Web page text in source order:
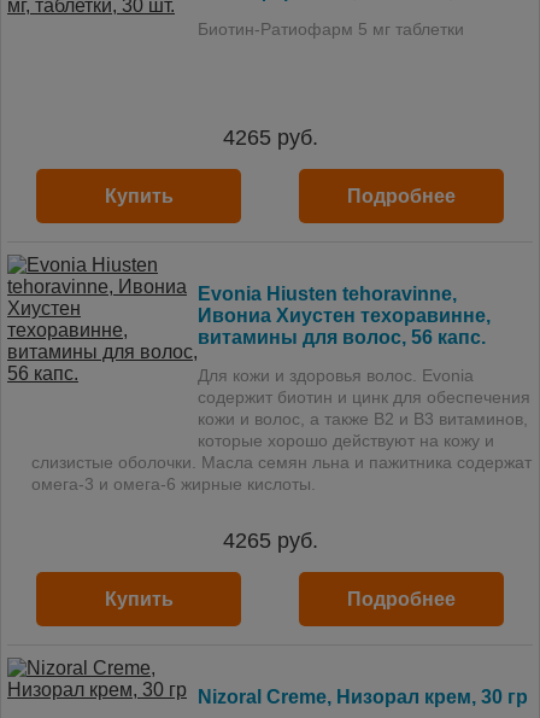
Биотин-Ратиофарм 5 мг таблетки
4265 руб.
Купить Подробнее
Evonia Hiusten tehoravinne,
Ивониа Хиустен техоравинне,
витамины для волос, 56 капс.
Для кожи и здоровья волос. Evonia
содержит биотин и цинк для обеспечения
кожи и волос, а также В2 и В3 витаминов,
которые хорошо действуют на кожу и
слизистые оболочки. Масла семян льна и пажитника содержат
омега-3 и омега-6 жирные кислоты.
4265 руб.
Купить Подробнее
Nizoral Creme, Низорал крем, 30 гр